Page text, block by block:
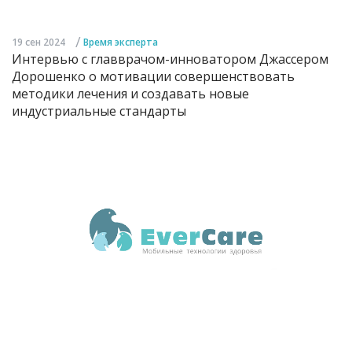
19 сен 2024 / Время эксперта
Интервью с главврачом-инноватором Джассером
Дорошенко о мотивации совершенствовать
методики лечения и создавать новые
индустриальные стандарты